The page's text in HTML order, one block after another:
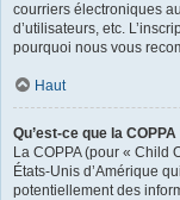
courriers électroniques
d’utilisateurs, etc.
pourquoi nous vous
Haut
Qu’est-ce que la COPPA
La COPPA (pour « Child
États-Unis d’Amérique
potentiellement des